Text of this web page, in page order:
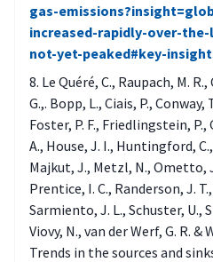
gas-
increased-rapidly-over-
not-yet-peaked#key-
Le Quéré, C., Raupach, M.
G.,. Bopp, L., Ciais, P., Conway,
Foster, P. F., Friedlingstein,
A., House, J. I., Huntingford, C.,
Majkut, J., Metzl, N., Ometto,
Prentice, I. C., Randerson, J.
Sarmiento, J. L., Schuster, U.,
Viovy, N., van der Werf, G. R. &
Trends in the sources and